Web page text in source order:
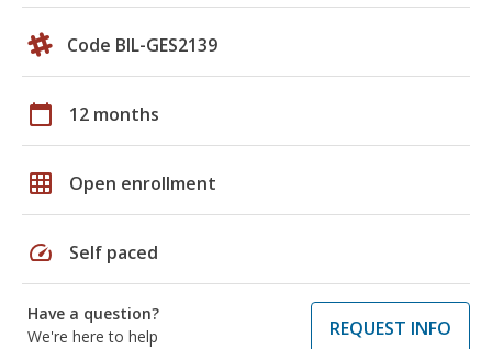
Code BIL-GES2139
calendar_today 12 months
grid_on Open enrollment
speed Self paced
Have a question?
We're here to help
REQUEST INFO